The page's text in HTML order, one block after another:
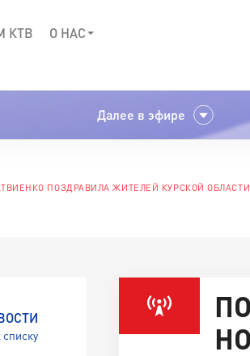
КТВ
О НАС
Далее в эфире
ПОЗДРАВИЛА ЖИТЕЛЕЙ КУРСКОЙ
списку